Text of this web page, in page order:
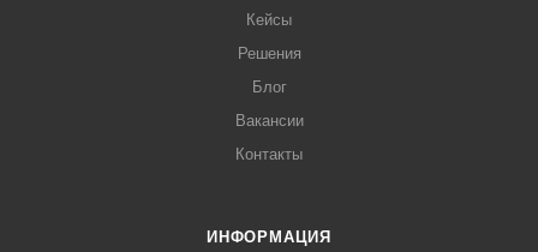
Кейсы
Решения
Блог
Вакансии
Контакты
ИНФОРМАЦИЯ